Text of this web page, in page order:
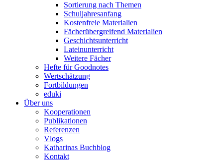
Sortierung nach Themen
Schuljahresanfang
Kostenfreie Materialien
Fächerübergreifend Materialien
Geschichtsunterricht
Lateinunterricht
Weitere Fächer
Hefte für Goodnotes
Wertschätzung
Fortbildungen
eduki
Über uns
Kooperationen
Publikationen
Referenzen
Vlogs
Katharinas Buchblog
Kontakt